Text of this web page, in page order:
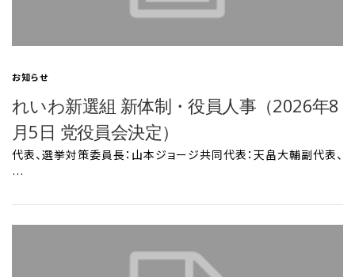
お知らせ
れいわ新選組 新体制・役員人事（2026年8
月5日 党役員会決定）
代表、選挙対策委員長：山本ジョージ共同代表：天畠大輔副代表、
…